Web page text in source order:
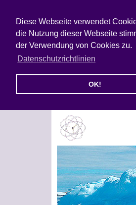
Diese Webseite verwendet
die Nutzung dieser Webseite
der Verwendung von Cookies zu.
Datenschutzrichtlinien
OK!